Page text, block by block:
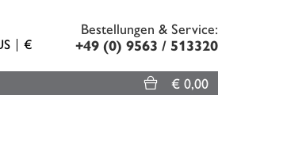
€
Bestellungen & Service:
+49 (0) 9563 / 513320
€ 0,00